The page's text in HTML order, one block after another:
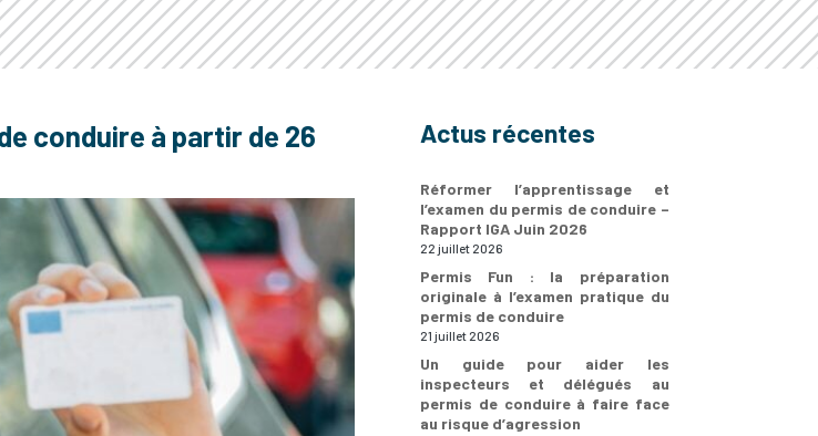
conduire à partir de 26
Actus récentes
Réformer l’apprentissage et
l’examen du permis de conduire –
Rapport IGA Juin 2026
22 juillet 2026
Permis Fun : la préparation
originale à l’examen pratique du
permis de conduire
21 juillet 2026
Un guide pour aider les
inspecteurs et délégués au
permis de conduire à faire face
au risque d’agression